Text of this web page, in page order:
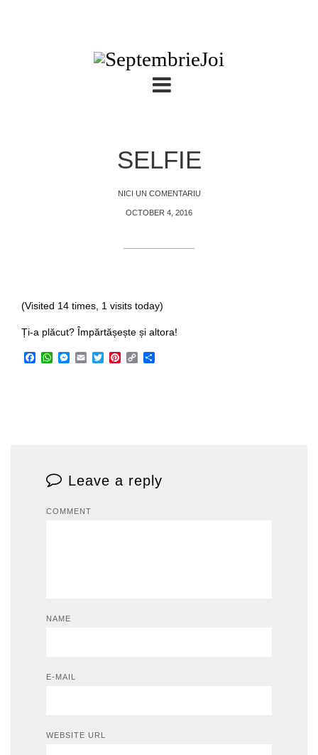
SELFIE
NICI UN COMENTARIU
OCTOBER 4, 2016
(Visited 14 times, 1 visits today)
Ți-a plăcut? Împărtășește și altora!
Facebook
WhatsApp
Messenger
EmailTwitterPinterest
Copy
Leave a reply
COMMENT
NAME
E-MAIL
WEBSITE URL